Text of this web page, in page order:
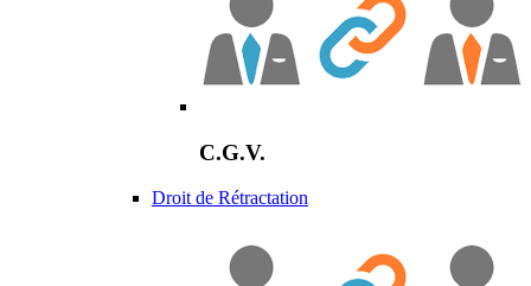
C.G.V.
Droit de Rétractation